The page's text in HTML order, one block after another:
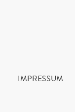
IMPRESSUM